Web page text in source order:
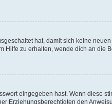
hat, damit sich keine
Hilfe zu erhalten, wende dich an die
eingegeben hast. Wenn diese
Erziehungsberechtigten den